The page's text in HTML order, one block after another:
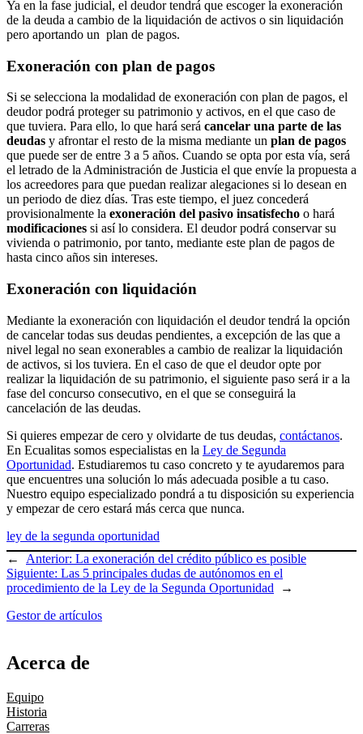
Ya en la fase judicial, el deudor tendrá que escoger la exoneración
de la deuda a cambio de la liquidación de activos o sin liquidación
pero aportando un plan de pagos.
Exoneración con plan de pagos
Si se selecciona la modalidad de exoneración con plan de pagos, el
deudor podrá proteger su patrimonio y activos, en el que caso de
que tuviera. Para ello, lo que hará será cancelar una parte de las
deudas y afrontar el resto de la misma mediante un plan de pagos
que puede ser de entre 3 a 5 años. Cuando se opta por esta vía, será
el letrado de la Administración de Justicia el que envíe la propuesta a
los acreedores para que puedan realizar alegaciones si lo desean en
un periodo de diez días. Tras este tiempo, el juez concederá
provisionalmente la exoneración del pasivo insatisfecho o hará
modificaciones si así lo considera. El deudor podrá conservar su
vivienda o patrimonio, por tanto, mediante este plan de pagos de
hasta cinco años sin intereses.
Exoneración con liquidación
Mediante la exoneración con liquidación el deudor tendrá la opción
de cancelar todas sus deudas pendientes, a excepción de las que a
nivel legal no sean exonerables a cambio de realizar la liquidación
de activos, si los tuviera. En el caso de que el deudor opte por
realizar la liquidación de su patrimonio, el siguiente paso será ir a la
fase del concurso consecutivo, en el que se conseguirá la
cancelación de las deudas.
Si quieres empezar de cero y olvidarte de tus deudas, contáctanos.
En Ecualitas somos especialistas en la Ley de Segunda
Oportunidad. Estudiaremos tu caso concreto y te ayudaremos para
que encuentres una solución lo más adecuada posible a tu caso.
Nuestro equipo especializado pondrá a tu disposición su experiencia
y empezar de cero estará más cerca que nunca.
ley de la segunda oportunidad
←
Anterior: La exoneración del crédito público es posible
Siguiente: Las 5 principales dudas de autónomos en el
procedimiento de la Ley de la Segunda Oportunidad
→
Gestor de artículos
Acerca de
Equipo
Historia
Carreras